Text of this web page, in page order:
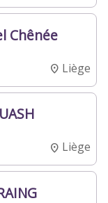
Chênée
Liège
Liège